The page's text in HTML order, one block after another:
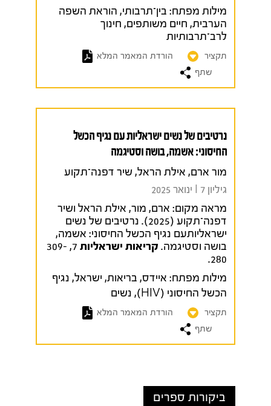
מילות מפתח: בין־תרבותי, הוראת השפה
הערבית, חיים משותפים, חינוך
לרב־תרבותיות
תקציר
הורדת המאמר המלא
שתף
נרטיבים של נשים ישראליות עם נגיף הכשל
החיסוני: אשמה, בושה וסטיגמה
מור ארם, אילת הראל, שיר דפנה־תקוע
גיליון 7 I ינואר 2025
מראה מקום: ארם, מור, אילת הראל ושיר
דפנה־תקוע (2025). נרטיבים של נשים
ישראליותעם נגיף הכשל החיסוני: אשמה,
בושה וסטיגמה.קריאות ישראליות
7, 309-
280.
מילות מפתח: איידס, בריאות, ישראל, נגיף
הכשל החיסוני (HIV)
, נשים
תקציר
הורדת המאמר המלא
שתף
ביקורות ספרים